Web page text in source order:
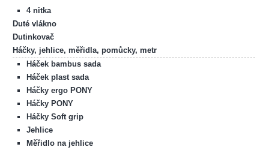
4 nitka
Duté vlákno
Dutinkovač
Háčky, jehlice, měřidla, pomůcky, metr
Háček bambus sada
Háček plast sada
Háčky ergo PONY
Háčky PONY
Háčky Soft grip
Jehlice
Měřidlo na jehlice